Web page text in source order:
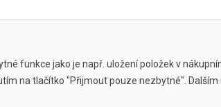
Všechny značky
funkce jako je např. uložení položek v
na tlačítko "Přijmout pouze nezbytné".